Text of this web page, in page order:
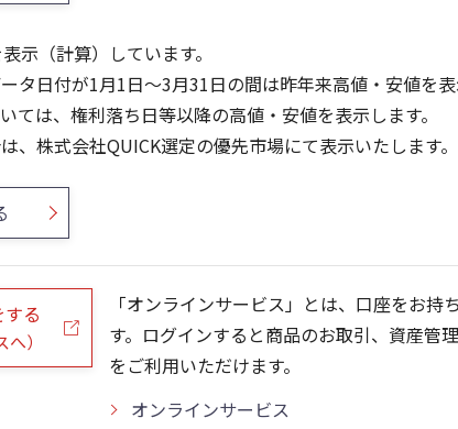
13週移
4
6
5ヶ月移
10
示（計算）しています。
タ日付が1月1日～3月31日の間は昨年来高値・安値を
ては、権利落ち日等以降の高値・安値を表示します。
、株式会社QUICK選定の優先市場にて表示いたします。
る
）
「オンラインサービス」とは、口座をお
す。ログインすると商品のお取引、資産管
をご利用いただけます。
オンラインサービス